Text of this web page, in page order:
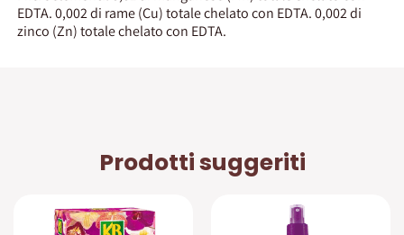
EDTA. 0,002 di rame (Cu) totale chelato con EDTA. 0,002 di
zinco (Zn) totale chelato con EDTA.
Prodotti suggeriti